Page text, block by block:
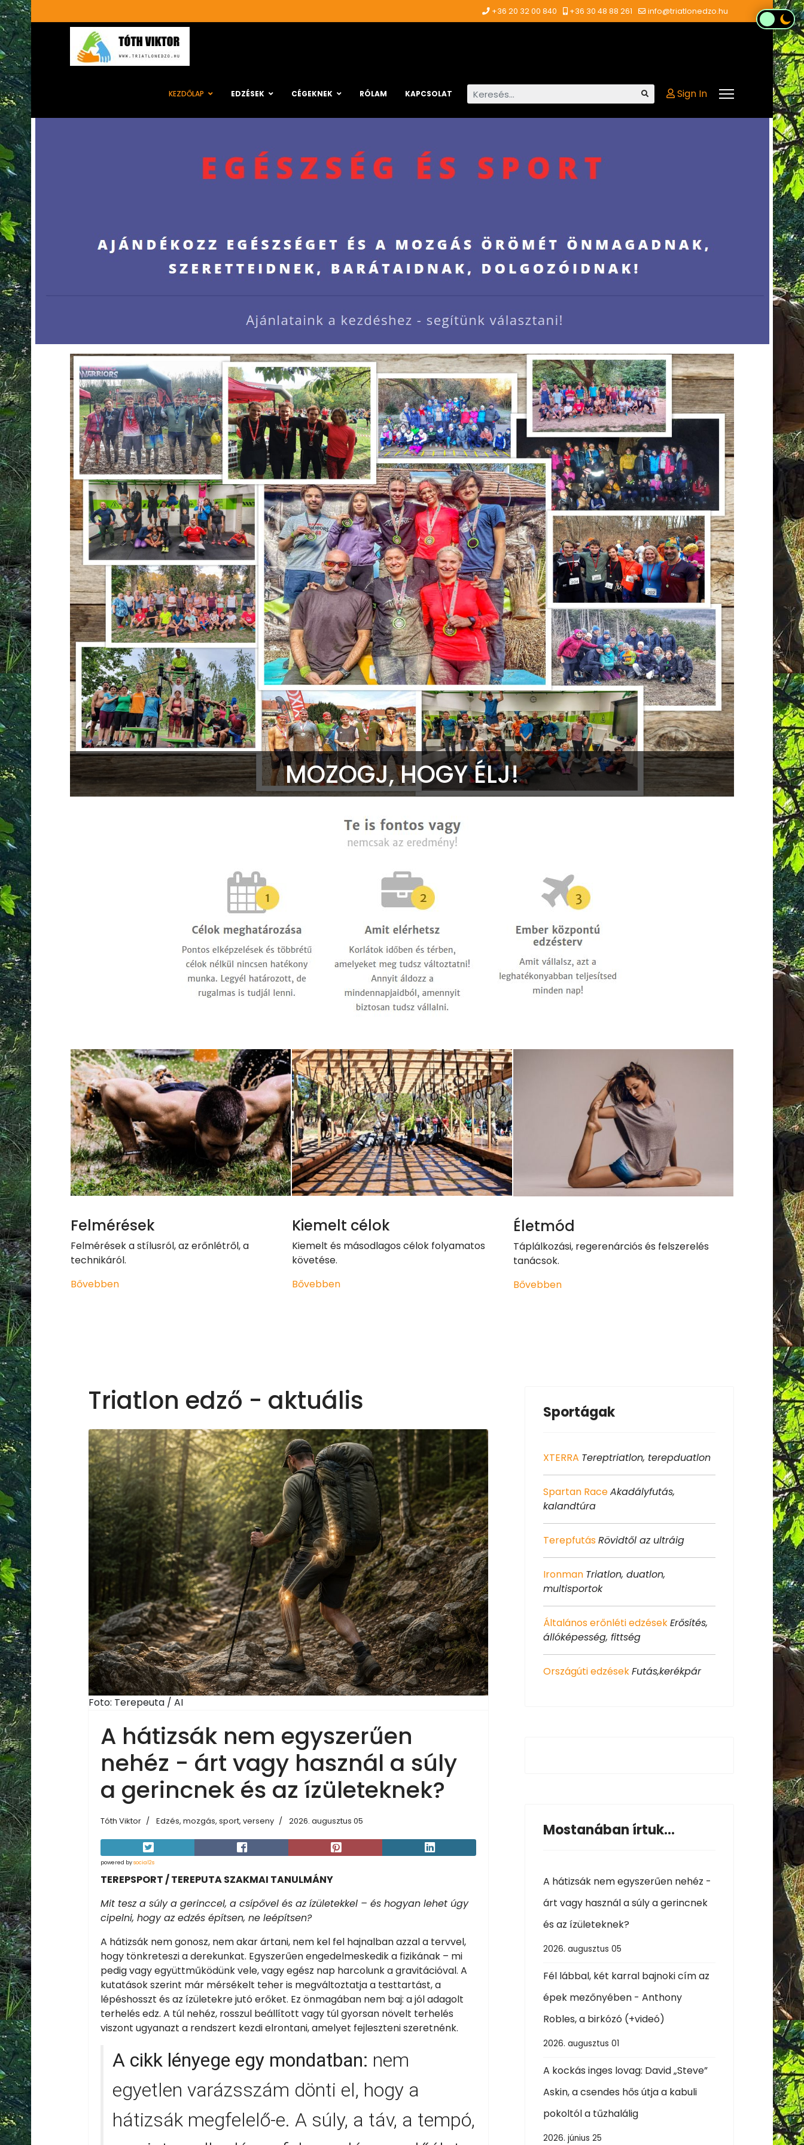
+36 20 32 00 840 +36 30 48 88 261 info@triatlonedzo.hu
KEZDŐLAP EDZÉSEK CÉGEKNEK RÓLAM KAPCSOLAT Keresés... Sign In
MOZOGJ, HOGY ÉLJ!
Felmérések
Felmérések a stílusról, az erőnlétről, a
technikáról.
Bővebben
Kiemelt célok
Kiemelt és másodlagos célok folyamatos
követése.
Bővebben
Életmód
Táplálkozási, regerenárciós és felszerelés
tanácsok.
Bővebben
Triatlon edző - aktuális
Foto: Terepeuta / AI
A hátizsák nem egyszerűen
nehéz - árt vagy használ a súly
a gerincnek és az ízületeknek?
Tóth Viktor Edzés, mozgás, sport, verseny 2026. augusztus 05
powered bysocial2s
TEREPSPORT / TEREPUTA SZAKMAI TANULMÁNY
Mit tesz a súly a gerinccel, a csípővel és az ízületekkel – és hogyan lehet úgy
cipelni, hogy az edzés építsen, ne leépítsen?
A hátizsák nem gonosz, nem akar ártani, nem kel fel hajnalban azzal a tervvel,
hogy tönkreteszi a derekunkat. Egyszerűen engedelmeskedik a fizikának – mi
pedig vagy együttműködünk vele, vagy egész nap harcolunk a gravitációval. A
kutatások szerint már mérsékelt teher is megváltoztatja a testtartást, a
lépéshosszt és az ízületekre jutó erőket. Ez önmagában nem baj: a jól adagolt
terhelés edz. A túl nehéz, rosszul beállított vagy túl gyorsan növelt terhelés
viszont ugyanazt a rendszert kezdi elrontani, amelyet fejleszteni szeretnénk.
A cikk lényege egy mondatban: nem
egyetlen varázsszám dönti el, hogy a
hátizsák megfelelő-e. A súly, a táv, a tempó,
Sportágak
XTERRA Tereptriatlon, terepduatlon
Spartan RaceAkadályfutás,
kalandtúra
TerepfutásRövidtől az ultráig
Ironman Triatlon, duatlon,
multisportok
Általános erőnléti edzésekErősítés,
állóképesség, fittség
Országúti edzésekFutás,kerékpár
Mostanában írtuk...
A hátizsák nem egyszerűen nehéz -
árt vagy használ a súly a gerincnek
és az ízületeknek?
2026. augusztus 05
Fél lábbal, két karral bajnoki cím az
épek mezőnyében - Anthony
Robles, a birkózó (+videó)
2026. augusztus 01
A kockás inges lovag: David „Steve”
Askin, a csendes hős útja a kabuli
pokoltól a tűzhalálig
2026. június 25